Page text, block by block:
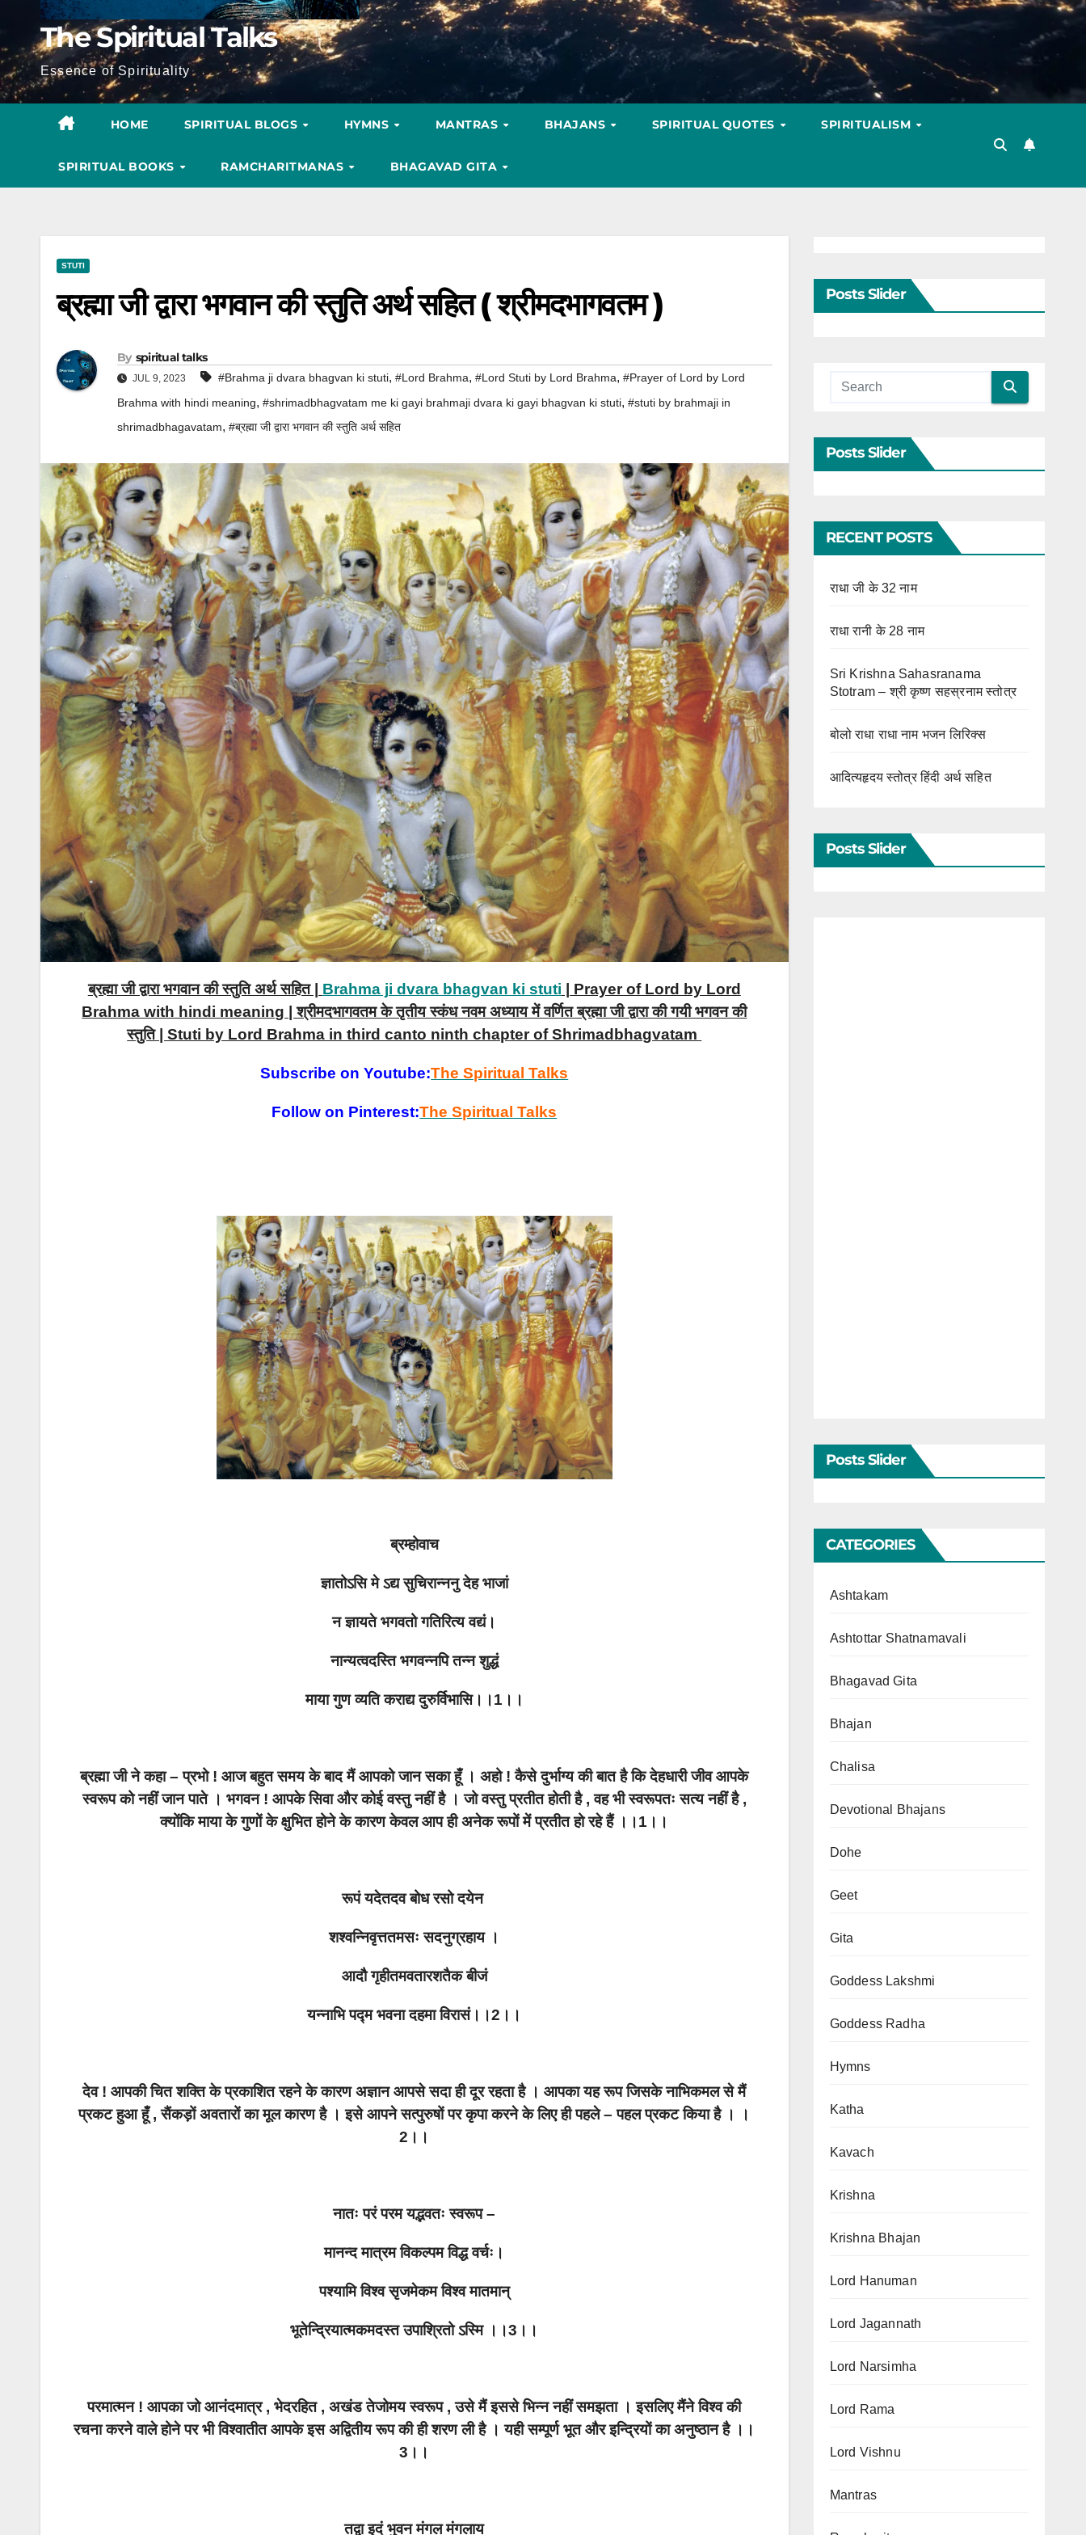
The Spiritual Talks
Essence of Spirituality
HOME SPIRITUAL BLOGS HYMNS MANTRAS BHAJANS SPIRITUAL QUOTES SPIRITUALISM
SPIRITUAL BOOKS RAMCHARITMANAS BHAGAVAD GITA
STUTI
ब्रह्मा जी द्वारा भगवान की स्तुति अर्थ सहित ( श्रीमदभागवतम )
By spiritual talks
JUL 9, 2023 #Brahma ji dvara bhagvan ki stuti, #Lord Brahma, #Lord Stuti by Lord Brahma, #Prayer of Lord by Lord
Brahma with hindi meaning, #shrimadbhagvatam me ki gayi brahmaji dvara ki gayi bhagvan ki stuti, #stuti by brahmaji in
shrimadbhagavatam, #ब्रह्मा जी द्वारा भगवान की स्तुति अर्थ सहित
ब्रह्मा जी द्वारा भगवान की स्तुति अर्थ सहित | Brahma ji dvara bhagvan ki stuti | Prayer of Lord by Lord
Brahma with hindi meaning | श्रीमदभागवतम के तृतीय स्कंध नवम अध्याय में वर्णित ब्रह्मा जी द्वारा की गयी भगवन की
स्तुति | Stuti by Lord Brahma in third canto ninth chapter of Shrimadbhagvatam
Subscribe on Youtube:The Spiritual Talks
Follow on Pinterest:The Spiritual Talks
ब्रम्होवाच
ज्ञातोऽसि मेऽद्य सुचिरान्ननु देह भाजां
न ज्ञायते भगवतो गतिरित्य वद्यं।
नान्यत्वदस्ति भगवन्नपि तन्न शुद्धं
माया गुण व्यति कराद्य दुरुर्विभासि।।1।।
ब्रह्मा जी ने कहा – प्रभो ! आज बहुत समय के बाद मैं आपको जान सका हूँ । अहो ! कैसे दुर्भाग्य की बात है कि देहधारी जीव आपके
स्वरूप को नहीं जान पाते । भगवन ! आपके सिवा और कोई वस्तु नहीं है । जो वस्तु प्रतीत होती है , वह भी स्वरूपतः सत्य नहीं है ,
क्योंकि माया के गुणों के क्षुभित होने के कारण केवल आप ही अनेक रूपों में प्रतीत हो रहे हैं ।।1।।
रूपं यदेतदव बोध रसोदयेन
शश्वन्निवृत्ततमसः सदनुग्रहाय ।
आदौ गृहीतमवतारशतैक बीजं
यन्नाभि पद्म भवना दहमा विरासं।।2।।
देव ! आपकी चित शक्ति के प्रकाशित रहने के कारण अज्ञान आपसे सदा ही दूर रहता है । आपका यह रूप जिसके नाभिकमल से मैं
प्रकट हुआ हूँ , सैंकड़ों अवतारों का मूल कारण है । इसे आपने सत्पुरुषों पर कृपा करने के लिए ही पहले – पहल प्रकट किया है । ।
2।।
नातः परं परम यद्भवतः स्वरूप –
मानन्द मात्रम विकल्पम विद्ध वर्चः।
पश्यामि विश्व सृजमेकम विश्व मातमान्
भूतेन्द्रियात्मकमदस्त उपाश्रितोऽस्मि ।।3।।
परमात्मन ! आपका जो आनंदमात्र , भेदरहित , अखंड तेजोमय स्वरूप , उसे मैं इससे भिन्न नहीं समझता । इसलिए मैंने विश्व की
रचना करने वाले होने पर भी विश्वातीत आपके इस अद्वितीय रूप की ही शरण ली है । यही सम्पूर्ण भूत और इन्द्रियों का अनुष्ठान है ।।
3।।
तद्वा इदं भुवन मंगल मंगलाय
Posts Slider
Posts Slider
RECENT POSTS
राधा जी के 32 नाम
राधा रानी के 28 नाम
Sri Krishna Sahasranama
Stotram – श्री कृष्ण सहस्रनाम स्तोत्र
बोलो राधा राधा नाम भजन लिरिक्स
आदित्यहृदय स्तोत्र हिंदी अर्थ सहित
Posts Slider
Posts Slider
CATEGORIES
Ashtakam
Ashtottar Shatnamavali
Bhagavad Gita
Bhajan
Chalisa
Devotional Bhajans
Dohe
Geet
Gita
Goddess Lakshmi
Goddess Radha
Hymns
Katha
Kavach
Krishna
Krishna Bhajan
Lord Hanuman
Lord Jagannath
Lord Narsimha
Lord Rama
Lord Vishnu
Mantras